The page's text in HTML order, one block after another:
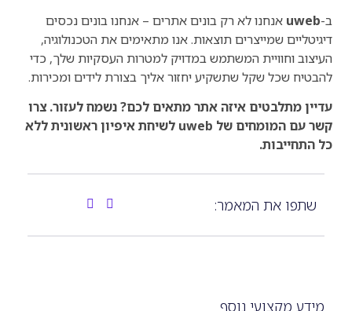
ב-uweb אנחנו לא רק בונים אתרים – אנחנו בונים נכסים
דיגיטליים שמייצרים תוצאות. אנו מתאימים את הטכנולוגיה,
העיצוב וחוויית המשתמש במדויק למטרות העסקיות שלך, כדי
להבטיח שכל שקל שתשקיע יחזור אליך בצורת לידים ומכירות.
עדיין מתלבטים איזה אתר מתאים לכם? נשמח לעזור. צרו
קשר עם המומחים של uweb לשיחת איפיון ראשונית ללא
כל התחייבות.
שתפו את המאמר:
מידע מקצועי נוסף